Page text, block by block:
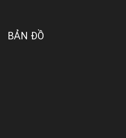
BẢN ĐỒ